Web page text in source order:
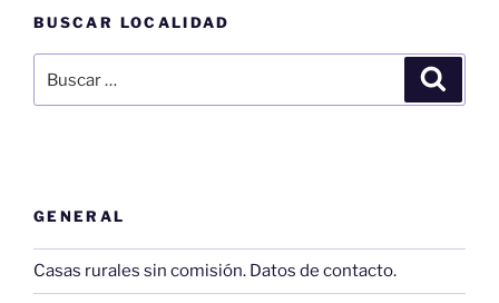
BUSCAR LOCALIDAD
por:
GENERAL
Casas rurales sin comisión. Datos de contacto.